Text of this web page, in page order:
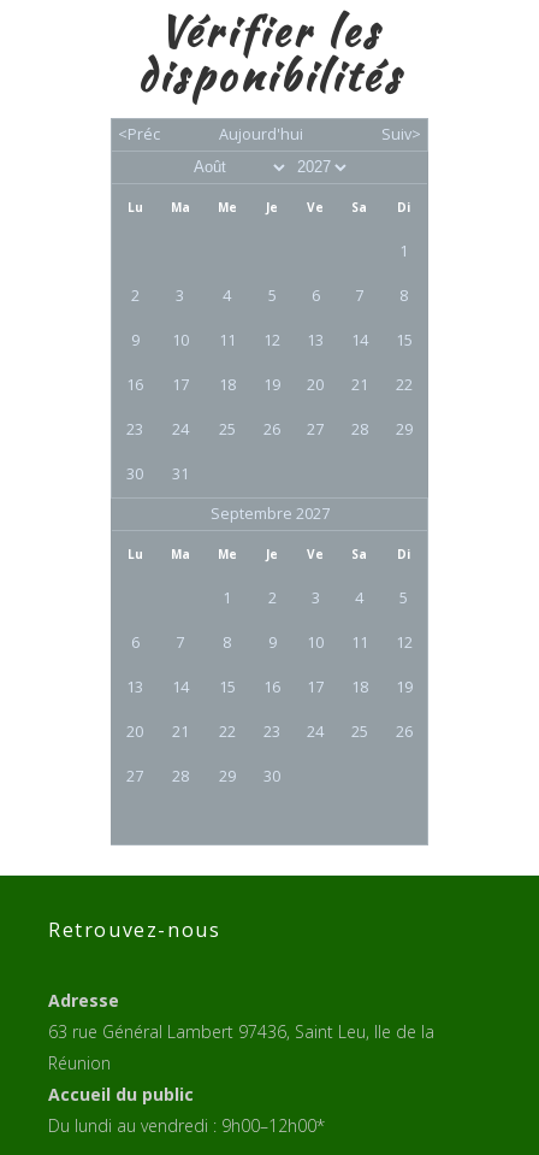
Vérifier les
disponibilités
<Préc Aujourd'hui Suiv>
Lu Ma Me Je Ve Sa Di
1
2 3 4 5 6 7 8
9 10 11 12 13 14 15
16 17 18 19 20 21 22
23 24 25 26 27 28 29
30
31
Septembre 2027
Lu Ma Me Je Ve Sa Di
1 2 3 4 5
6 7 8 9 10 11 12
13 14 15 16 17 18 19
20 21 22 23 24 25 26
27 28 29 30
Retrouvez-nous
Adresse
63 rue Général Lambert 97436, Saint Leu, Ile de la
Réunion
Accueil du public
Du lundi au vendredi : 9h00–12h00*